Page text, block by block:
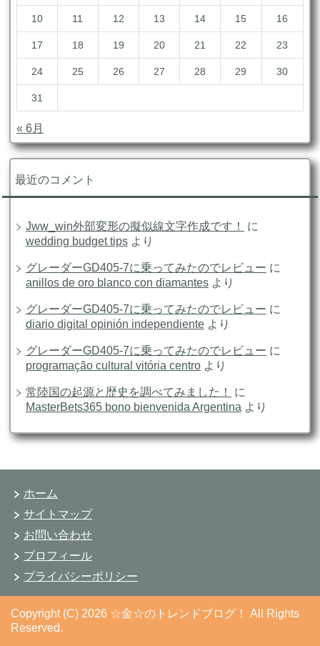
10 11 12 13 14 15 16
17 18 19 20 21 22 23
24 25 26 27 28 29 30
31
« 6月
最近のコメント
Jww_win外部変形の擬似線文字作成です！
に
wedding budget tipsより
グレーダーGD405-7に乗ってみたのでレビュー に
anillos de oro blanco con diamantesより
グレーダーGD405-7に乗ってみたのでレビュー に
diario digital opinión independienteより
グレーダーGD405-7に乗ってみたのでレビュー に
programação cultural vitória centroより
常陸国の起源と歴史を調べてみました！
に
MasterBets365 bono bienvenida Argentina より
ホーム
サイトマップ
お問い合わせ
プロフィール
プライバシーポリシー
Copyright (C) 2026 ☆金☆のトレンドブログ！ All Rights
Reserved.